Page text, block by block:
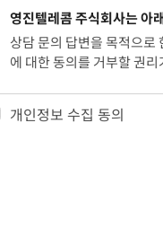
영진텔레콤 주식회사는 아
상담 문의 답변을 목적으로
에 대한 동의를 거부할 권
개인정보 수집 동의